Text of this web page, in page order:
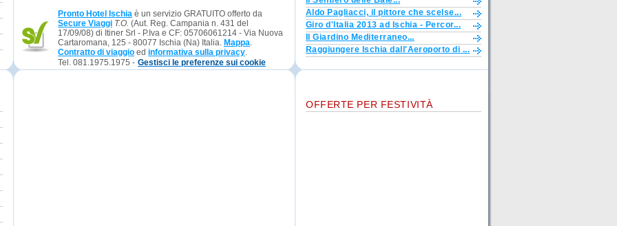
Pronto Hotel Ischia è un servizio GRATUITO offerto da
Secure Viaggi T.O. (Aut. Reg. Campania n. 431 del
17/09/08) di Itiner Srl - P.Iva e CF: 05706061214 - Via Nuova
Cartaromana, 125 - 80077 Ischia (Na) Italia. Mappa.
Contratto di viaggio ed informativa sulla privacy.
Tel. 081.1975.1975 - Gestisci le preferenze sui cookie
Aldo Pagliacci, il pittore che scelse...
Giro d'Italia 2013 ad Ischia - Percor...
Il Giardino Mediterraneo...
Raggiungere Ischia dall'Aeroporto di ...
OFFERTE PER FESTIVITÀ